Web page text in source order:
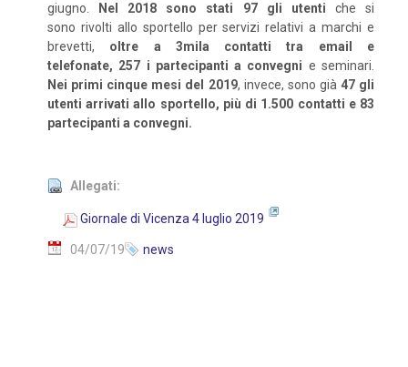
giugno.
Nel 2018 sono stati 97 gli utenti che si
sono rivolti allo sportello per servizi relativi a marchi e
brevetti, oltre a 3mila contatti tra email e
telefonate, 257 i partecipanti a convegni e seminari.
Nei primi cinque mesi del 2019, invece, sono già 47 gli
utenti arrivati allo sportello, più di 1.500 contatti e 83
partecipanti a convegni.
Allegati:
Giornale di Vicenza 4 luglio 2019
04/07/19 news